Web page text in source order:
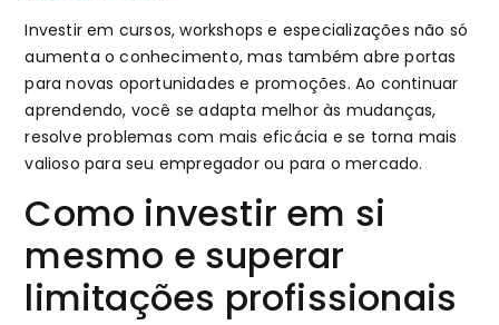
Investir em cursos, workshops e especializações não só
aumenta o conhecimento, mas também abre portas
para novas oportunidades e promoções. Ao continuar
aprendendo, você se adapta melhor às mudanças,
resolve problemas com mais eficácia e se torna mais
valioso para seu empregador ou para o mercado.
Como investir em si
mesmo e superar
limitações profissionais